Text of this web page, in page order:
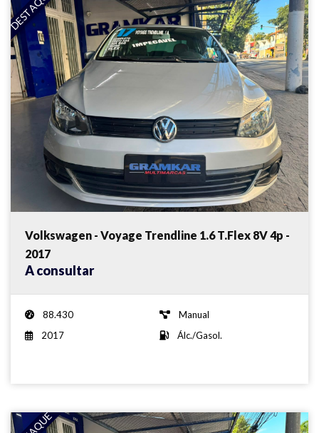
Volkswagen - Voyage Trendline 1.6 T.Flex 8V 4p -
2017
A consultar
88.430
Manual
2017
Álc./Gasol.